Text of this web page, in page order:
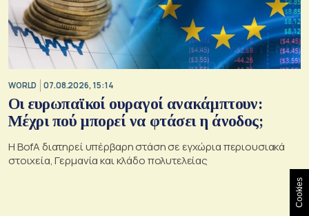
WORLD 07.08.2026, 15:14
Οι ευρωπαϊκοί ουραγοί ανακάμπτουν:
Μέχρι πού μπορεί να φτάσει η άνοδος;
Η BofA διατηρεί υπέρβαρη στάση σε εγχώρια περιουσιακά
στοιχεία, Γερμανία και κλάδο πολυτελείας
Cookies